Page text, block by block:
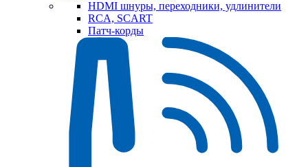
HDMI шнуры, переходники, удлинители
RCA, SCART
Патч-корды